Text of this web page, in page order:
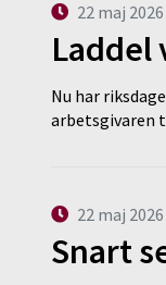
22 maj 2026
Laddel
Nu har
arbetsgivaren
22 maj 2026
Snart